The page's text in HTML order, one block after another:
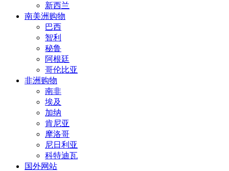
新西兰
南美洲购物
巴西
智利
秘鲁
阿根廷
哥伦比亚
非洲购物
南非
埃及
加纳
肯尼亚
摩洛哥
尼日利亚
科特迪瓦
国外网站